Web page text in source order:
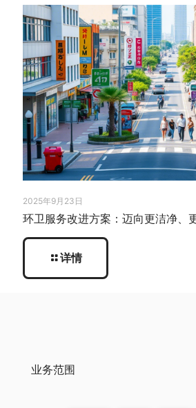
2025年9月23日
环卫服务改进方案：迈向更洁净、
详情
业务范围